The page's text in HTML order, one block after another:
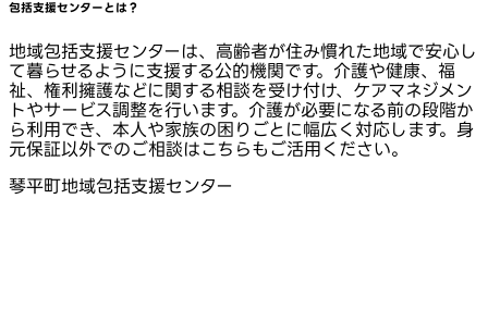
包括支援センターとは？
地域包括支援センターは、高齢者が住み慣れた地域で安心し
て暮らせるように支援する公的機関です。介護や健康、福
祉、権利擁護などに関する相談を受け付け、ケアマネジメン
トやサービス調整を行います。介護が必要になる前の段階か
ら利用でき、本人や家族の困りごとに幅広く対応します。身
元保証以外でのご相談はこちらもご活用ください。
琴平町地域包括支援センター